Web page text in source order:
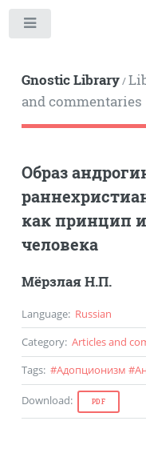
Gnostic Library/
and commentaries
Образ
как принцип
человека
Мёрзлая Н.П.
Language: Russian
Category: Articles and
Tags: #Адопционизм #
Download: PDF